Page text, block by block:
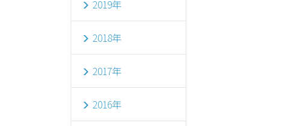
2019年
2018年
2017年
2016年